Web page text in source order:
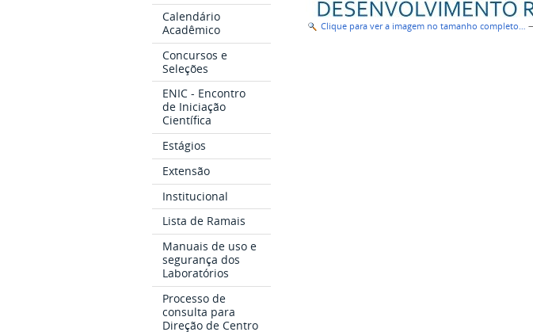
Calendário
Acadêmico
Concursos e
Seleções
ENIC - Encontro
de Iniciação
Científica
Estágios
Extensão
Institucional
Lista de Ramais
Manuais de uso e
segurança dos
Laboratórios
Processo de
consulta para
Direção de Centro
Clique para ver a imagem no tamanho completo…